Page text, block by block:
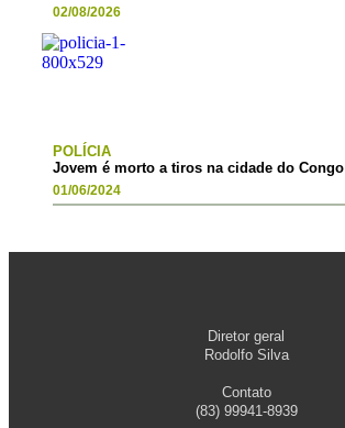
02/08/2026
POLÍCIA
Jovem é morto a tiros na cidade do Congo
01/06/2024
Diretor geral
Rodolfo Silva
Contato
(83) 99941-8939